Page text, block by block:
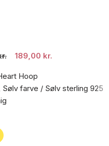
189,00 kr.
Hoop
farve / Sølv sterling 925